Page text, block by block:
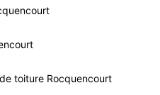
toiture Rocquencourt